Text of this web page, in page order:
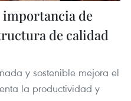
importancia de
de calidad
y sostenible mejora el
la productividad y